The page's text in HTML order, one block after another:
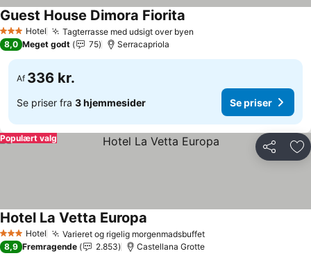
3 StjernerHotel Tagterrasse med udsigt over byen
Guest House Dimora Fiorita
8,0 Meget godt 75 Serracapriola
Af 336 kr.
Se priser fra 3 hjemmesider Se priser
Del
Populært valg
3 StjernerHotel Varieret og rigelig morgenmadsbuffetSe priser
Hotel La Vetta Europa
8,9 Fremragende 2.853 Castellana Grotte